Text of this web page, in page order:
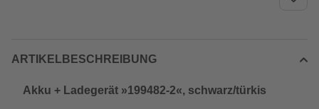
ARTIKELBESCHREIBUNG
Akku + Ladegerät »199482-2«, schwarz/türkis